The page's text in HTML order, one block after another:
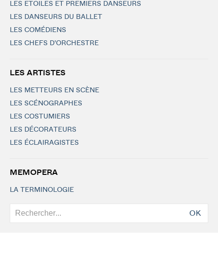
LES ETOILES ET PREMIERS DANSEURS
LES DANSEURS DU BALLET
LES COMÉDIENS
LES CHEFS D'ORCHESTRE
LES ARTISTES
LES METTEURS EN SCÈNE
LES SCÉNOGRAPHES
LES COSTUMIERS
LES DÉCORATEURS
LES ÉCLAIRAGISTES
MEMOPERA
LA TERMINOLOGIE
OK